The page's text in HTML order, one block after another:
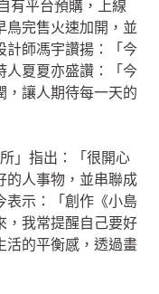
有平台預購，上線
鳥完售火速加開，並
計師馮宇讚揚：「今
人夏夏亦盛讚：「今
，讓人期待每一天的
」指出：「很開心
的人事物，並串聯成
表示：「創作《小島
，我常提醒自己要好
活的平衡感，透過畫